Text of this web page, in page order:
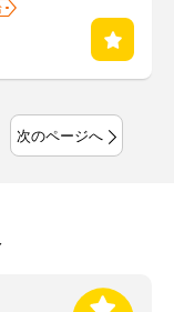
次のページへ